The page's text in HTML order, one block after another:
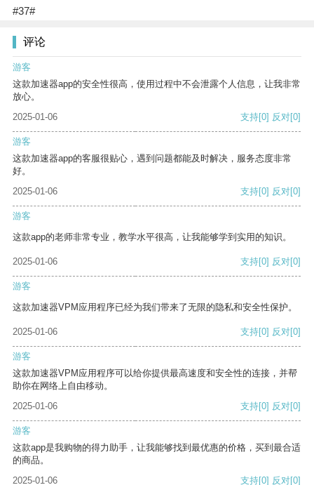
#37#
评论
游客
这款加速器app的安全性很高，使用过程中不会泄露个人信息，让我非常
放心。
2025-01-06
支持[0] 反对[0]
游客
这款加速器app的客服很贴心，遇到问题都能及时解决，服务态度非常
好。
2025-01-06
支持[0] 反对[0]
游客
这款app的老师非常专业，教学水平很高，让我能够学到实用的知识。
2025-01-06 支持[0] 反对[0]
游客
这款加速器VPM应用程序已经为我们带来了无限的隐私和安全性保护。
2025-01-06 支持[0] 反对[0]
游客
这款加速器VPM应用程序可以给你提供最高速度和安全性的连接，并帮
助你在网络上自由移动。
2025-01-06
支持[0] 反对[0]
游客
这款app是我购物的得力助手，让我能够找到最优惠的价格，买到最合适
的商品。
2025-01-06
支持[0] 反对[0]